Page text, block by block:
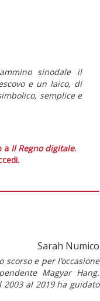
sinodale il
e un laico, di
semplice e
a Il Regno digitale.
Sarah Numico
scorso e per l’occasione
Magyar Hang.
2003 al 2019 ha guidato